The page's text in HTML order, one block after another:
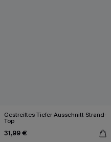
Gestreiftes Tiefer Ausschnitt Strand-
Top
31,99 €